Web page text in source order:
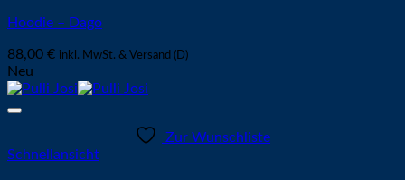
Hoodie – Dago
88,00 € inkl. MwSt. & Versand (D)
Neu
Zur Wunschliste
Schnellansicht